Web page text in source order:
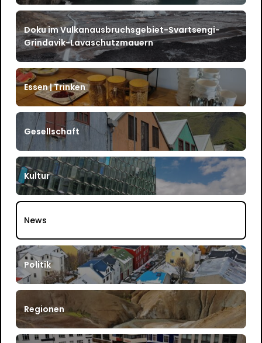
Doku im Vulkanausbruchsgebiet-Svartsengi-
Grindavik-Lavaschutzmauern
Essen | Trinken
Gesellschaft
Kultur
News
Politik
Regionen